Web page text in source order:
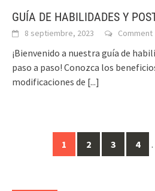
GUÍA DE HABILIDADES Y
8 septiembre, 2023 Comment
¡Bienvenido a nuestra guía de
paso a paso! Conozca los
modificaciones de [...]
navigation
1 2 3 4